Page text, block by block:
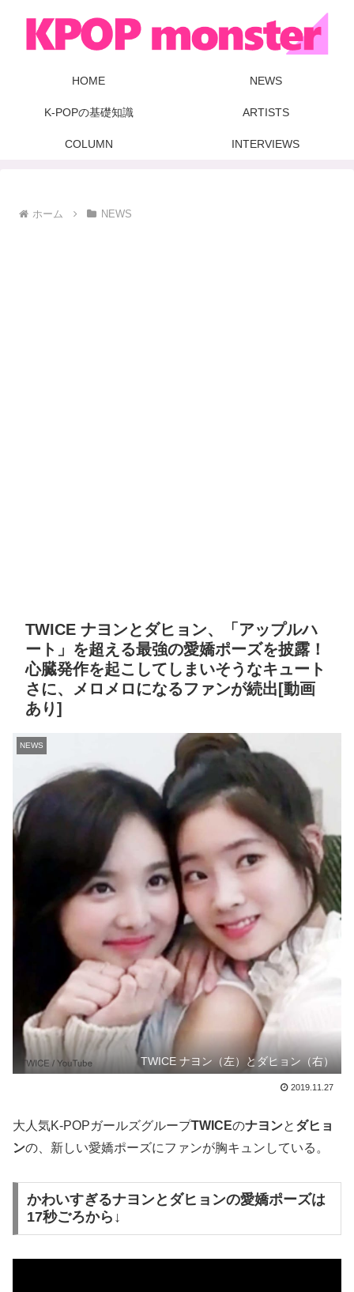
HOME NEWS
K-POPの基礎知識 ARTISTS
COLUMN INTERVIEWS
ホーム NEWS
TWICE ナヨンとダヒョン、「アップルハ
ート」を超える最強の愛嬌ポーズを披露！
心臓発作を起こしてしまいそうなキュート
さに、メロメロになるファンが続出[動画
あり]
NEWS
TWICE ナヨン（左）とダヒョン（右）
2019.11.27
大人気K-POPガールズグループTWICEのナヨンと ダヒョ
ンの、新しい愛嬌ポーズにファンが胸キュンしている。
かわいすぎるナヨンとダヒョンの愛嬌ポーズは
17秒ごろから↓